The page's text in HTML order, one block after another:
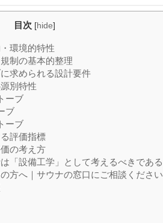
目次 [hide]
環境的特性
制の基本的整理
求められる設計要件
別特性
ーブ
ブ
ーブ
評価指標
の考え方
「設備工学」として考えるべきである
方へ｜サウナの窓口にご相談ください